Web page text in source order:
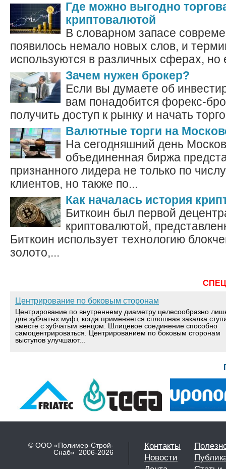
Где можно выгодно
криптовалютой
В словарном запасе
появилось немало новых слов, и
используются в различных сферах,
Зачем нужен брокер?
Если вы думаете об
вам понадобится форекс-
получить доступ к рынку и начать
Валютные торги на
На сегодняшний день
объединенная биржа
признанного лидера не только по
клиентов, но также по...
Как началась история
Биткоин был первой
криптовалютой,
Биткоин использует технологию
золото,...
Центрирование по боковым сторонам
Центрирование по внутреннему диаметру целесообразно
для зубчатых муфт, когда применяется сплошная закалка
вместе с зубчатым венцом. Шлицевое соединение способно
самоцентрироваться. Центрированием по боковым сторонам
выступов улучшают...
© ООО «Полимер-Строй-
Снаб» 2006-2026
Контакты
Новости